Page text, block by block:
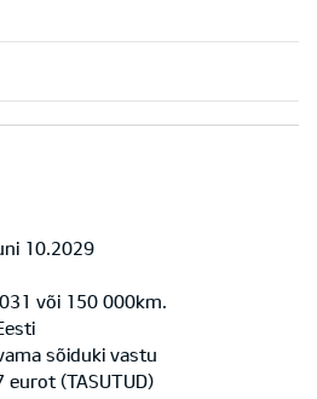
10.2029
või 150 000km.
sõiduki vastu
(TASUTUD)